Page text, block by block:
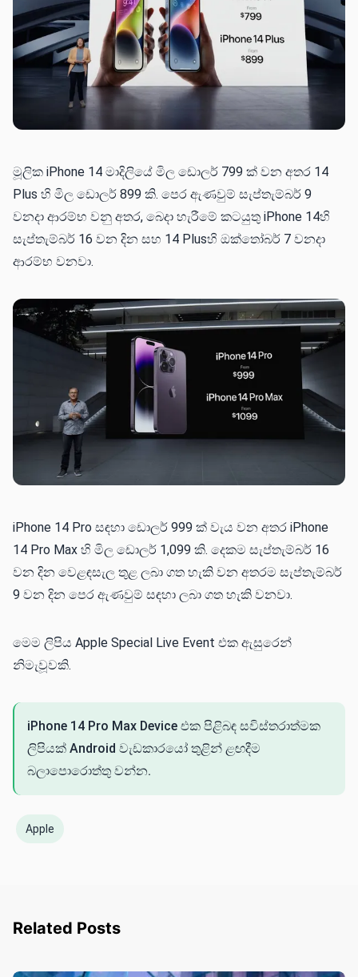
මූලික iPhone 14 මාදිලියේ මිල ඩොලර් 799 ක් වන අතර 14
Plus හි මිල ඩොලර් 899 කි. පෙර ඇණවුම් සැප්තැම්බර් 9
වනදා ආරම්භ වනු අතර, බෙදා හැරීමේ කටයුතු iPhone 14හි
සැප්තැම්බර් 16 වන දින සහ 14 Plusහි ඔක්තෝබර් 7 වනදා
ආරම්භ වනවා.
iPhone 14 Pro සඳහා ඩොලර් 999 ක් වැය වන අතර iPhone
14 Pro Max හි මිල ඩොලර් 1,099 කි. දෙකම සැප්තැම්බර් 16
වන දින වෙළඳසැල තුළ ලබා ගත හැකි වන අතරම සැප්තැම්බර්
9 වන දින පෙර ඇණවුම් සඳහා ලබා ගත හැකි වනවා.
මෙම ලිපිය Apple Special Live Event එක ඇසුරෙන්
නිමැවූවකි.
iPhone 14 Pro Max Device එක පිළිබඳ සවිස්තරාත්මක
ලිපියක් Android වැඩකාරයෝ තුළින් ළඟදීම
බලාපොරොත්තු වන්න.
Apple
Related Posts